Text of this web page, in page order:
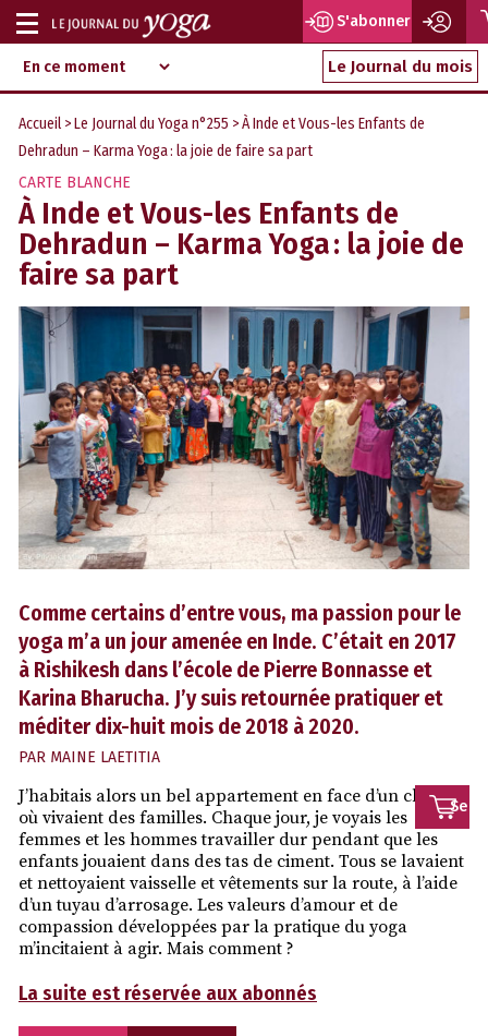
Aller
au
contenu
d‘information
indépendant
Afficher
ou
masquer
la
navigation
S'abonner
Le Journal du mois
Accueil >Le Journal du Yoga n°255 > À Inde et Vous-les Enfants de
Dehradun – Karma Yoga : la joie de faire sa part
CARTE BLANCHE
À Inde et Vous-les Enfants de
Dehradun – Karma Yoga : la joie de
faire sa part
Comme certains d’entre vous, ma passion pour le
yoga m’a un jour amenée en Inde. C’était en 2017
à Rishikesh dans l’école de Pierre Bonnasse et
Karina Bharucha. J’y suis retournée pratiquer et
méditer dix-huit mois de 2018 à 2020.
PAR MAINE LAETITIA
J’habitais alors un bel appartement en face d’un chantier
où vivaient des familles. Chaque jour, je voyais les
femmes et les hommes travailler dur pendant que les
enfants jouaient dans des tas de ciment. Tous se lavaient
et nettoyaient vaisselle et vêtements sur la route, à l’aide
d’un tuyau d’arrosage. Les valeurs d’amour et de
compassion développées par la pratique du yoga
m’incitaient à agir. Mais comment ?
La suite est réservée aux abonnés
Se